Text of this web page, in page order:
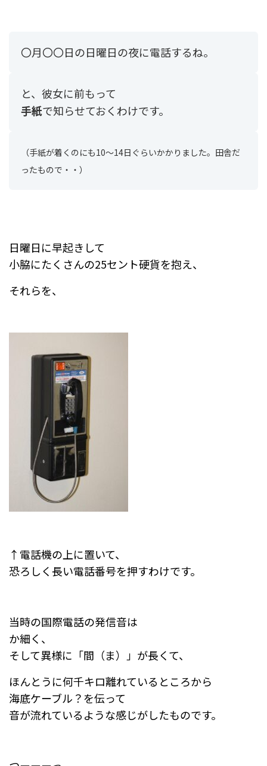
〇月〇〇日の日曜日の夜に電話するね。
と、 彼女に前もって
手紙で知らせておくわけです。
（手紙が着くのにも10～14日ぐらいかかりました。田舎だ
ったもので・・）
日曜日に早起きして
小脇にたくさんの25セント硬貨を抱え、
それらを、
↑電話機の上に置いて、
恐ろしく長い電話番号を押すわけです。
当時の国際電話の発信音は
か細く、
そして異様に「間（ま）」が長くて、
ほんとうに何千キロ離れているところから
海底ケーブル？を伝って
音が流れているような感じがしたものです。